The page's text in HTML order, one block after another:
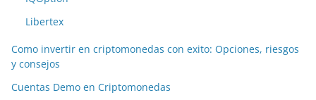
Libertex
Como invertir en criptomonedas con exito: Opciones, riesgos
y consejos
Cuentas Demo en Criptomonedas